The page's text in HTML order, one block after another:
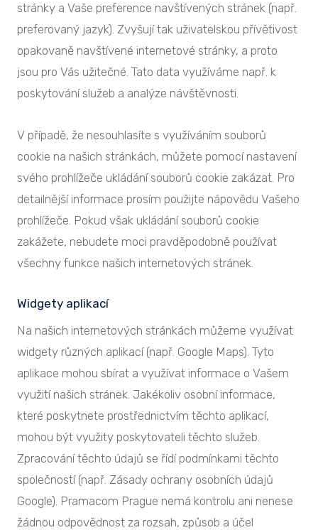
stránky a Vaše preference navštívených stránek (např.
preferovaný jazyk). Zvyšují tak uživatelskou přívětivost
opakovaně navštívené internetové stránky, a proto
jsou pro Vás užitečné. Tato data využíváme např. k
poskytování služeb a analýze návštěvnosti.
V případě, že nesouhlasíte s využíváním souborů
cookie na našich stránkách, můžete pomocí nastavení
svého prohlížeče ukládání souborů cookie zakázat. Pro
detailnější informace prosím použijte nápovědu Vašeho
prohlížeče. Pokud však ukládání souborů cookie
zakážete, nebudete moci pravděpodobně používat
všechny funkce našich internetových stránek.
Widgety aplikací
Na našich internetových stránkách můžeme využívat
widgety různých aplikací (např. Google Maps). Tyto
aplikace mohou sbírat a využívat informace o Vašem
využití našich stránek. Jakékoliv osobní informace,
které poskytnete prostřednictvím těchto aplikací,
mohou být využity poskytovateli těchto služeb.
Zpracování těchto údajů se řídí podmínkami těchto
společností (např. Zásady ochrany osobních údajů
Google). Pramacom Prague nemá kontrolu ani nenese
žádnou odpovědnost za rozsah, způsob a účel